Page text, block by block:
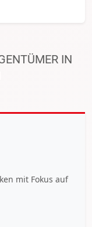
IN
mit Fokus auf